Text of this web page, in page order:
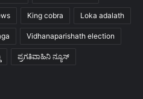
King cobra Loka adalath
Vidhanaparishath election
ಪ್ರಗತಿವಾಹಿನಿ ನ್ಯೂಸ್